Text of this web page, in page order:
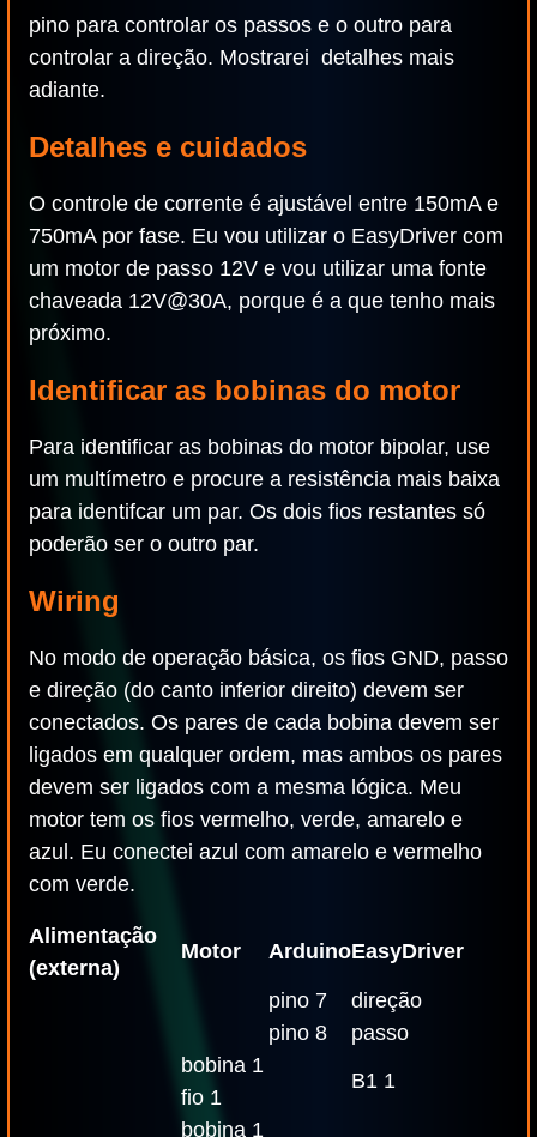
pino para controlar os passos e o outro para
controlar a direção. Mostrarei detalhes mais
adiante.
Detalhes e cuidados
O controle de corrente é ajustável entre 150mA e
750mA por fase. Eu vou utilizar o EasyDriver com
um motor de passo 12V e vou utilizar uma fonte
chaveada 12V@30A, porque é a que tenho mais
próximo.
Identificar as bobinas do motor
Para identificar as bobinas do motor bipolar, use
um multímetro e procure a resistência mais baixa
para identifcar um par. Os dois fios restantes só
poderão ser o outro par.
Wiring
No modo de operação básica, os fios GND, passo
e direção (do canto inferior direito) devem ser
conectados. Os pares de cada bobina devem ser
ligados em qualquer ordem, mas ambos os pares
devem ser ligados com a mesma lógica. Meu
motor tem os fios vermelho, verde, amarelo e
azul. Eu conectei azul com amarelo e vermelho
com verde.
Alimentação
(externa)
Motor ArduinoEasyDriver
pino 7
direção
pino 8
passo
bobina 1
fio 1
B1 1
bobina 1